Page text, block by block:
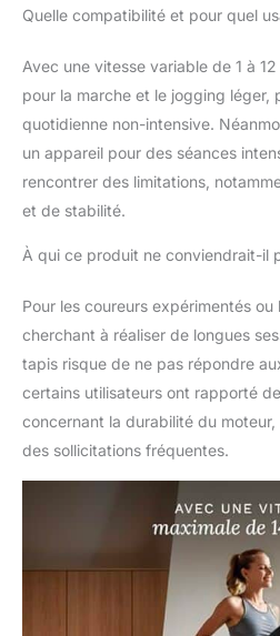
chute.
Quelle compatibilité et pour quel
Avec une vitesse variable de 1 à
pour la marche et le jogging léger,
quotidienne non-intensive.
un appareil pour des séances
rencontrer des limitations,
et de stabilité.
À qui ce produit ne conviendrait-il
Pour les coureurs expérimentés
cherchant à réaliser de longues
tapis risque de ne pas répondre
certains utilisateurs ont rapporté
concernant la durabilité du moteur,
des sollicitations fréquentes.